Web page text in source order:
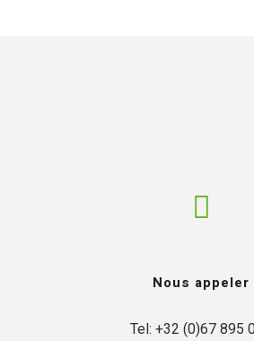
Nous appeler
Tel: +32 (0)67 895